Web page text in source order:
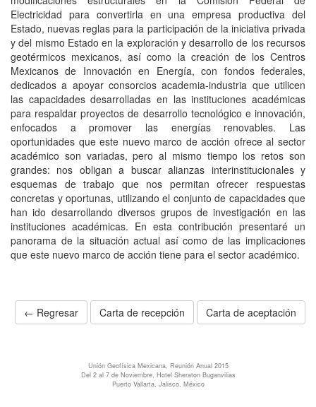
Electricidad para convertirla en una empresa productiva del
Estado, nuevas reglas para la participación de la iniciativa privada
y del mismo Estado en la exploración y desarrollo de los recursos
geotérmicos mexicanos, así como la creación de los Centros
Mexicanos de Innovación en Energía, con fondos federales,
dedicados a apoyar consorcios academia-industria que utilicen
las capacidades desarrolladas en las instituciones académicas
para respaldar proyectos de desarrollo tecnológico e innovación,
enfocados a promover las energías renovables. Las
oportunidades que este nuevo marco de acción ofrece al sector
académico son variadas, pero al mismo tiempo los retos son
grandes: nos obligan a buscar alianzas interinstitucionales y
esquemas de trabajo que nos permitan ofrecer respuestas
concretas y oportunas, utilizando el conjunto de capacidades que
han ido desarrollando diversos grupos de investigación en las
instituciones académicas. En esta contribución presentaré un
panorama de la situación actual así como de las implicaciones
que este nuevo marco de acción tiene para el sector académico.
← Regresar Carta de recepción Carta de aceptación
Unión Geofísica Mexicana, Reunión Anual 2015
Del 2 al 7 de Noviembre, Hotel Sheraton Buganvilias
Puerto Vallarta, Jalisco, México